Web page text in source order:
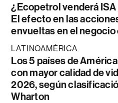
¿Ecopetrol venderá ISA
El efecto en las
envueltas en el negocio
LATINOAMÉRICA
Los 5 países de
con mayor calidad de
2026, según
Wharton